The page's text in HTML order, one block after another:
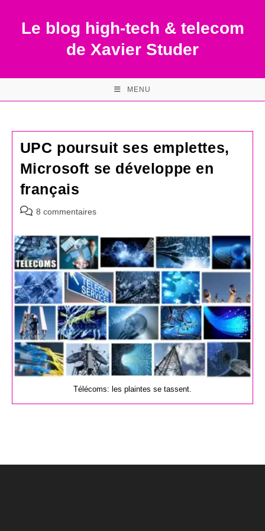
contentLe blog high-tech & telecom
de Xavier Studer
MENU
UPC poursuit ses emplettes,
Microsoft se développe en
français
Commentaires
la
publication :
8 commentaires
Télécoms: les plaintes se tassent.